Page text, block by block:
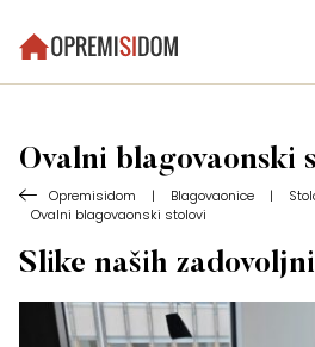
Ovalni blagovaonski
Opremisidom | Blagovaonice |
Ovalni blagovaonski stolovi
Slike naših